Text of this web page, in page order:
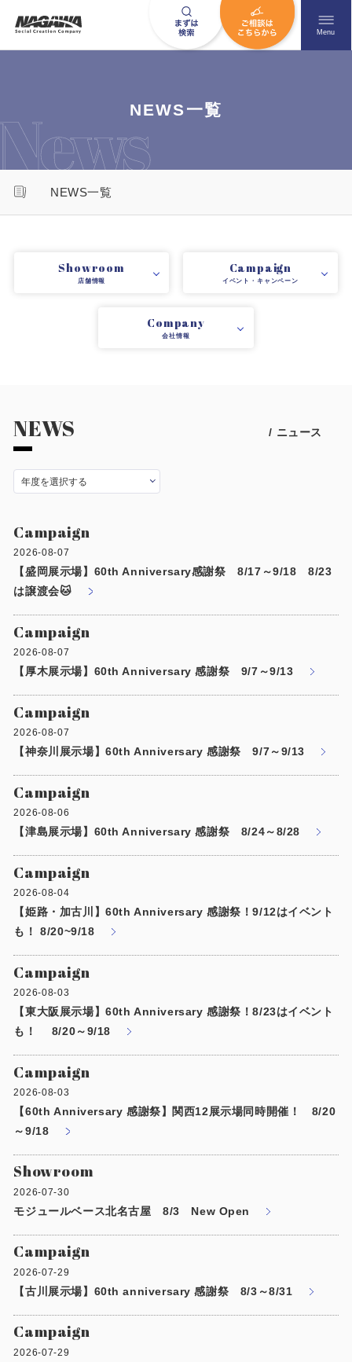
メニュ
Menu
お問い合わせはこちら
営業時間AM 9:00〜PM6:00
事務所・作業場
ガレージ・物置
勉強部屋・子供部屋
中古品
製品特長と納入までの流れ
ユニットハウス
モジュール建築（プレハブ）
危険物保管庫
防災倉庫
展示場を探す
その他
映像集
NEWS一覧
NEWS一覧
Showroom
店舗情報
Campaign
イベント・キャンペーン
Company
会社情報
NEWS / ニュース
Campaign
2026-08-07
【盛岡展示場】60th Anniversary感謝祭 8/17～9/18 8/23
は譲渡会🐱
Campaign
2026-08-07
【厚木展示場】60th Anniversary 感謝祭 9/7～9/13
Campaign
2026-08-07
【神奈川展示場】60th Anniversary 感謝祭 9/7～9/13
Campaign
2026-08-06
【津島展示場】60th Anniversary 感謝祭 8/24～8/28
Campaign
2026-08-04
【姫路・加古川】60th Anniversary 感謝祭！9/12はイベント
も！ 8/20~9/18
Campaign
2026-08-03
【東大阪展示場】60th Anniversary 感謝祭！8/23はイベント
も！ 8/20～9/18
Campaign
2026-08-03
【60th Anniversary 感謝祭】関西12展示場同時開催！ 8/20
～9/18
Showroom
2026-07-30
モジュールベース北名古屋 8/3 New Open
Campaign
2026-07-29
【古川展示場】60th anniversary 感謝祭 8/3～8/31
Campaign
2026-07-29